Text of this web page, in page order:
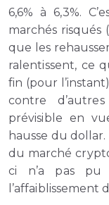
6,6% à 6,3%.
marchés risqués
que les
ralentissent, ce
fin (pour
contre
prévisible en
hausse du
du marché
ci n’a pas pu
l’affaiblissement